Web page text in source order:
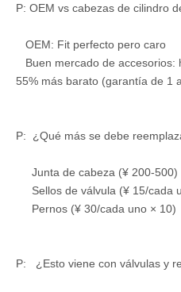
P: OEM vs cabezas de cilindro
OEM: Fit perfecto pero caro
Buen mercado de accesorios:
55% más barato (garantía de 1
P: ¿Qué más se debe
Junta de cabeza (¥ 200-500)
Sellos de válvula (¥ 15/cada
Pernos (¥ 30/cada uno × 10)
P: ¿Esto viene con válvulas y